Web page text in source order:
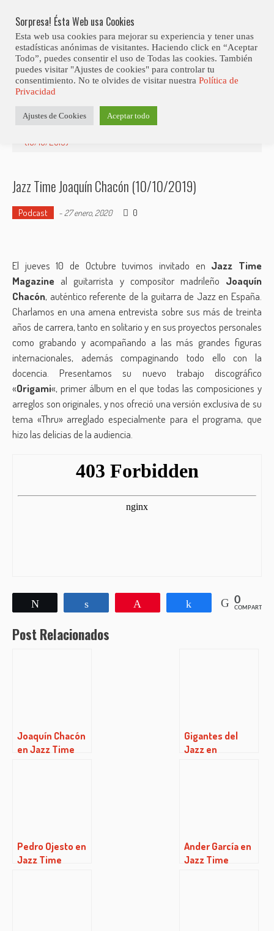
content
Club Contest.
Podcast > Jazz Time Joaquín Chacón
(10/10/2019)
Jazz Time Joaquín Chacón (10/10/2019)
Podcast - 27 enero, 2020 0
El jueves 10 de Octubre tuvimos invitado en Jazz Time
Magazine al guitarrista y compositor madrileño Joaquín
Chacón, auténtico referente de la guitarra de Jazz en España.
Charlamos en una amena entrevista sobre sus más de treinta
años de carrera, tanto en solitario y en sus proyectos personales
como grabando y acompañando a las más grandes figuras
internacionales, además compaginando todo ello con la
docencia. Presentamos su nuevo trabajo discográfico
«Origami«, primer álbum en el que todas las composiciones y
arreglos son originales, y nos ofreció una versión exclusiva de su
tema «Thru» arreglado especialmente para el programa, que
hizo las delicias de la audiencia.
Compartir Compartir
0
COMPARTIR
Post Relacionados
Joaquín Chacón
en Jazz Time
Gigantes del
Jazz en
Pedro Ojesto en
Jazz Time
Ander García en
Jazz Time
Sorpresa! Ésta Web usa Cookies
Esta web usa cookies para mejorar su experiencia y tener unas
estadísticas anónimas de visitantes. Haciendo click en “Aceptar
Todo”, puedes consentir el uso de Todas las cookies. También
puedes visitar "Ajustes de cookies" para controlar tu
consentimiento. No te olvides de visitar nuestra Política de
Privacidad
Ajustes de Cookies Aceptar todo